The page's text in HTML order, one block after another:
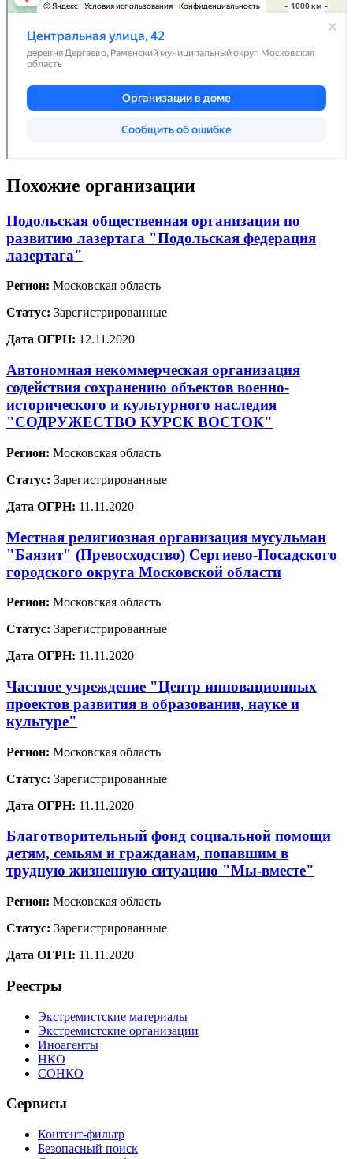
Похожие организации
Подольская общественная организация по
развитию лазертага "Подольская федерация
лазертага"
Регион: Московская область
Статус: Зарегистрированные
Дата ОГРН: 12.11.2020
Автономная некоммерческая организация
содействия сохранению объектов военно-
исторического и культурного наследия
"СОДРУЖЕСТВО КУРСК ВОСТОК"
Регион: Московская область
Статус: Зарегистрированные
Дата ОГРН: 11.11.2020
Местная религиозная организация мусульман
"Баязит" (Превосходство) Сергиево-Посадского
городского округа Московской области
Регион: Московская область
Статус: Зарегистрированные
Дата ОГРН: 11.11.2020
Частное учреждение "Центр инновационных
проектов развития в образовании, науке и
культуре"
Регион: Московская область
Статус: Зарегистрированные
Дата ОГРН: 11.11.2020
Благотворительный фонд социальной помощи
детям, семьям и гражданам, попавшим в
трудную жизненную ситуацию "Мы-вместе"
Регион: Московская область
Статус: Зарегистрированные
Дата ОГРН: 11.11.2020
Реестры
Экстремистские материалы
Экстремистские организации
Иноагенты
НКО
СОНКО
Сервисы
Контент-фильтр
Безопасный поиск